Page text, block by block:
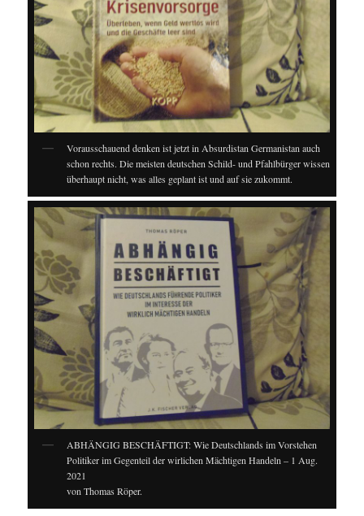
Vorausschauend denken ist jetzt in Absurdistan Germanistan auch
schon rechts. Die meisten deutschen Schild- und Pfahlbürger wissen
überhaupt nicht, was alles geplant ist und auf sie zukommt.
ABHÄNGIG BESCHÄFTIGT: Wie Deutschlands im Vorstehen
Politiker im Gegenteil der wirlichen Mächtigen Handeln – 1 Aug.
2021
von Thomas Röper.